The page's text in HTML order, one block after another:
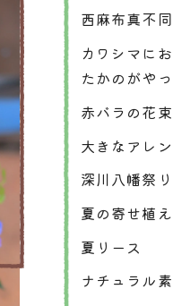
西麻布真不
カワシマに
たかのがや
赤バラの花束
大きなアレ
深川八幡祭り
夏の寄せ植え
夏リース
ナチュラル